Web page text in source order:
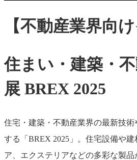
【不動産業界向
住まい・建築・
展 BREX 2025
住宅・建築・不動産業界の最新技
する「BREX 2025」。住宅設備や
ア、エクステリアなどの多彩な製